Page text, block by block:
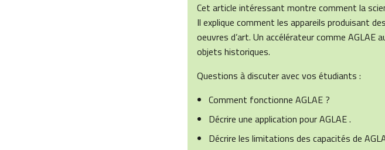
Cet article intéressant montre comment la
Il explique comment les appareils produisant
oeuvres d’art. Un accélérateur comme AGLAE
objets historiques.
Questions à discuter avec vos étudiants :
Comment fonctionne AGLAE ?
Décrire une application pour AGLAE .
Décrire les limitations des capacités de